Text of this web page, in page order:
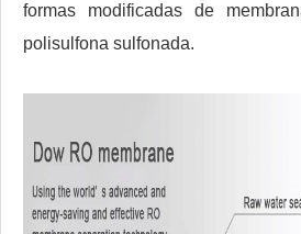
formas modificadas de
polisulfona sulfonada.